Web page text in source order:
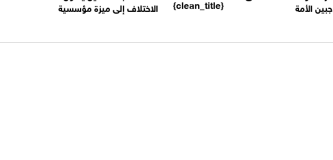
جبين الأمة
الاختلاف إلى ميزة مؤسسية